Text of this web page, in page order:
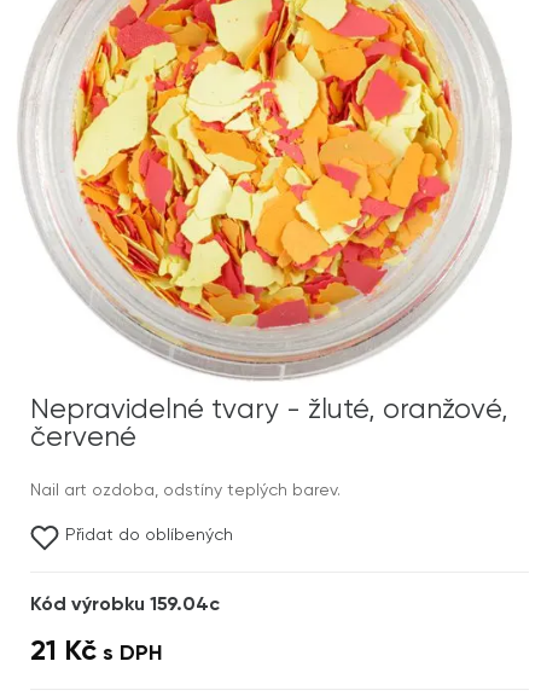
Nepravidelné tvary - žluté, oranžové,
červené
Nail art ozdoba, odstíny teplých barev.
Přidat do oblíbených
Kód výrobku 159.04c
21 Kč s DPH